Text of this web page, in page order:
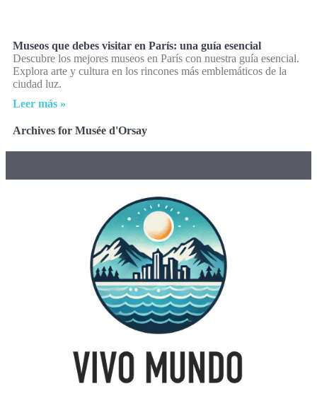
Museos que debes visitar en París: una guía esencial
Descubre los mejores museos en París con nuestra guía esencial.
Explora arte y cultura en los rincones más emblemáticos de la
ciudad luz.
Leer más »
Archives for Musée d'Orsay